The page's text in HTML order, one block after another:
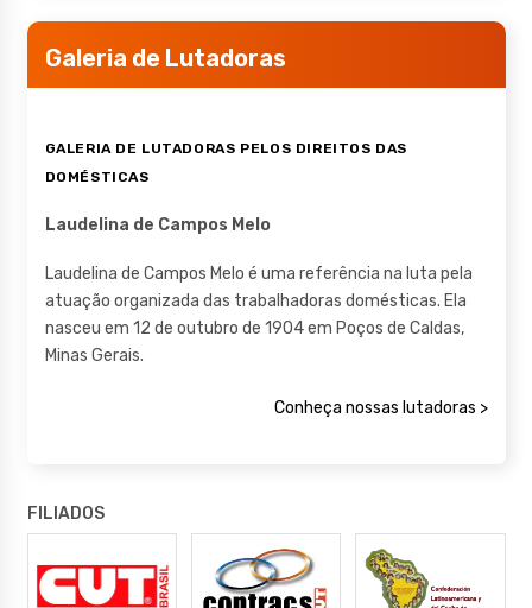
Galeria de Lutadoras
GALERIA DE LUTADORAS PELOS DIREITOS DAS
DOMÉSTICAS
Laudelina de Campos Melo
Laudelina de Campos Melo é uma referência na luta pela
atuação organizada das trabalhadoras domésticas. Ela
nasceu em 12 de outubro de 1904 em Poços de Caldas,
Minas Gerais.
Conheça nossas lutadoras >
FILIADOS